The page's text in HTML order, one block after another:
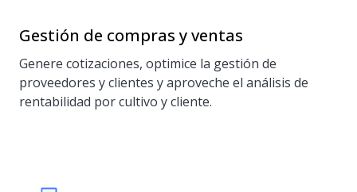
Gestión de compras y ventas
Genere cotizaciones, optimice la gestión de
proveedores y clientes y aproveche el análisis de
rentabilidad por cultivo y cliente.